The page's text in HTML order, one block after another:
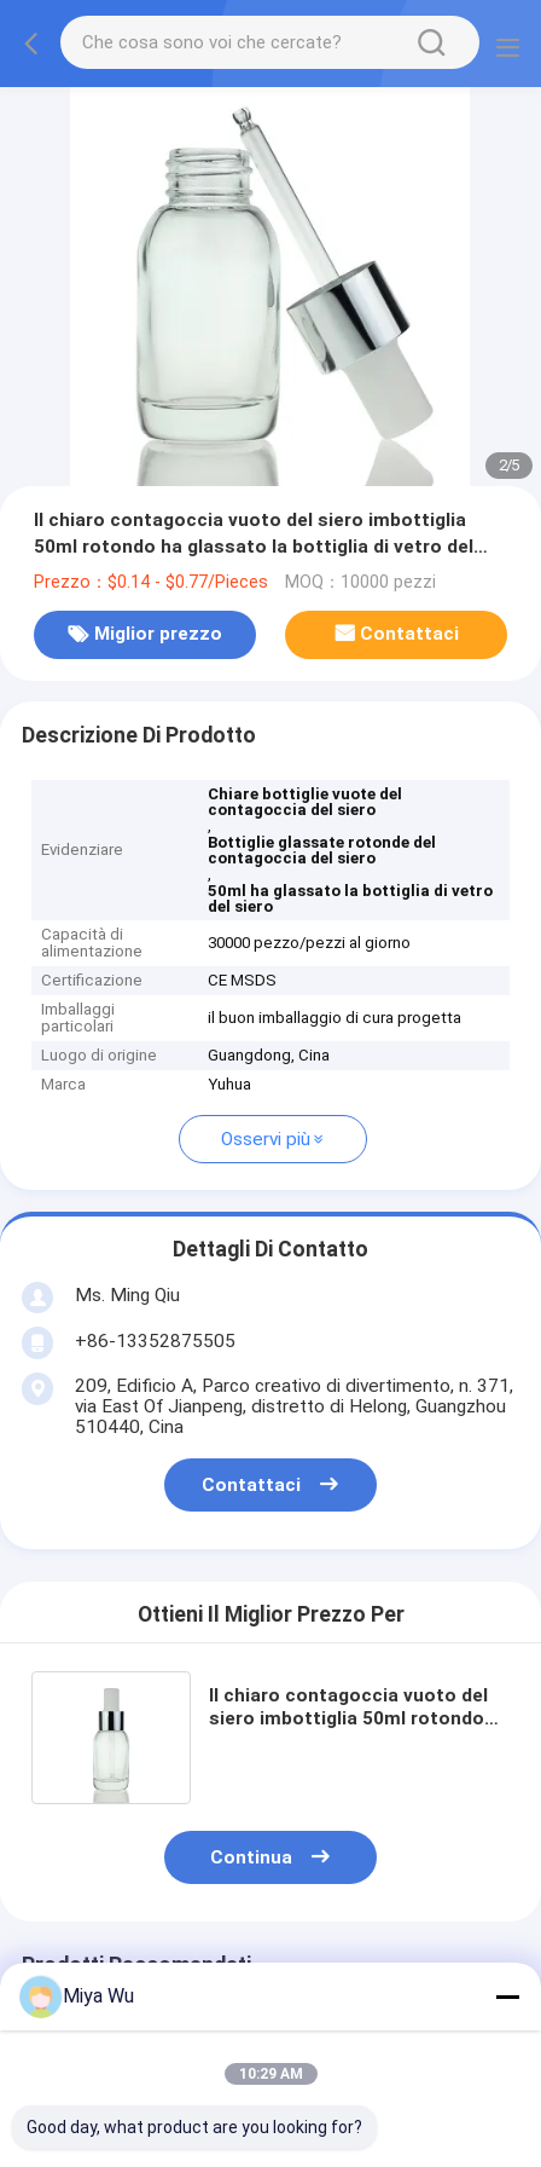
2/5
Il chiaro contagoccia vuoto del siero imbottiglia
50ml rotondo ha glassato la bottiglia di vetro del
siero
Prezzo：$0.14 - $0.77/Pieces MOQ：10000 pezzi
Miglior prezzo Contattaci
Descrizione Di Prodotto
Evidenziare
Chiare bottiglie vuote del
contagoccia del siero
,
Bottiglie glassate rotonde del
contagoccia del siero
,
50ml ha glassato la bottiglia di vetro
del siero
Capacità di
alimentazione
30000 pezzo/pezzi al giorno
Certificazione
CE MSDS
Imballaggi
particolari
il buon imballaggio di cura progetta
Luogo di origine
Guangdong, Cina
Marca
Yuhua
Osservi più
Dettagli Di Contatto
Ms. Ming Qiu
+86-13352875505
209, Edificio A, Parco creativo di divertimento, n. 371,
via East Of Jianpeng, distretto di Helong, Guangzhou
510440, Cina
Contattaci
Ottieni Il Miglior Prezzo Per
Il chiaro contagoccia vuoto del
siero imbottiglia 50ml rotondo
Continua
Prodotti Raccomandati
Miya Wu
10:29 AM
Good day, what product are you looking for?